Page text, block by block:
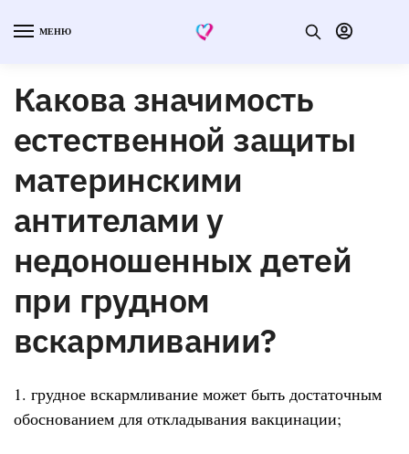
МЕНЮ
Какова значимость
естественной защиты
материнскими
антителами у
недоношенных детей
при грудном
вскармливании?
1. грудное вскармливание может быть достаточным
обоснованием для откладывания вакцинации;